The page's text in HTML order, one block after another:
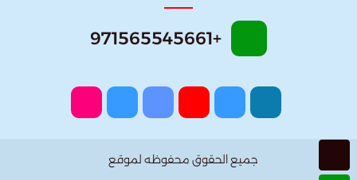
+971565545661
جميع الحقوق محفوظه لموقع